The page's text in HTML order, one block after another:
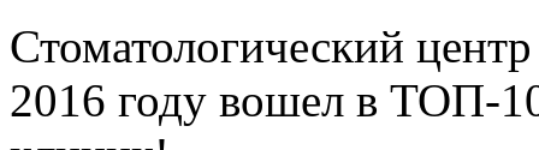
Стоматологический
2016 году вошел в ТОП-